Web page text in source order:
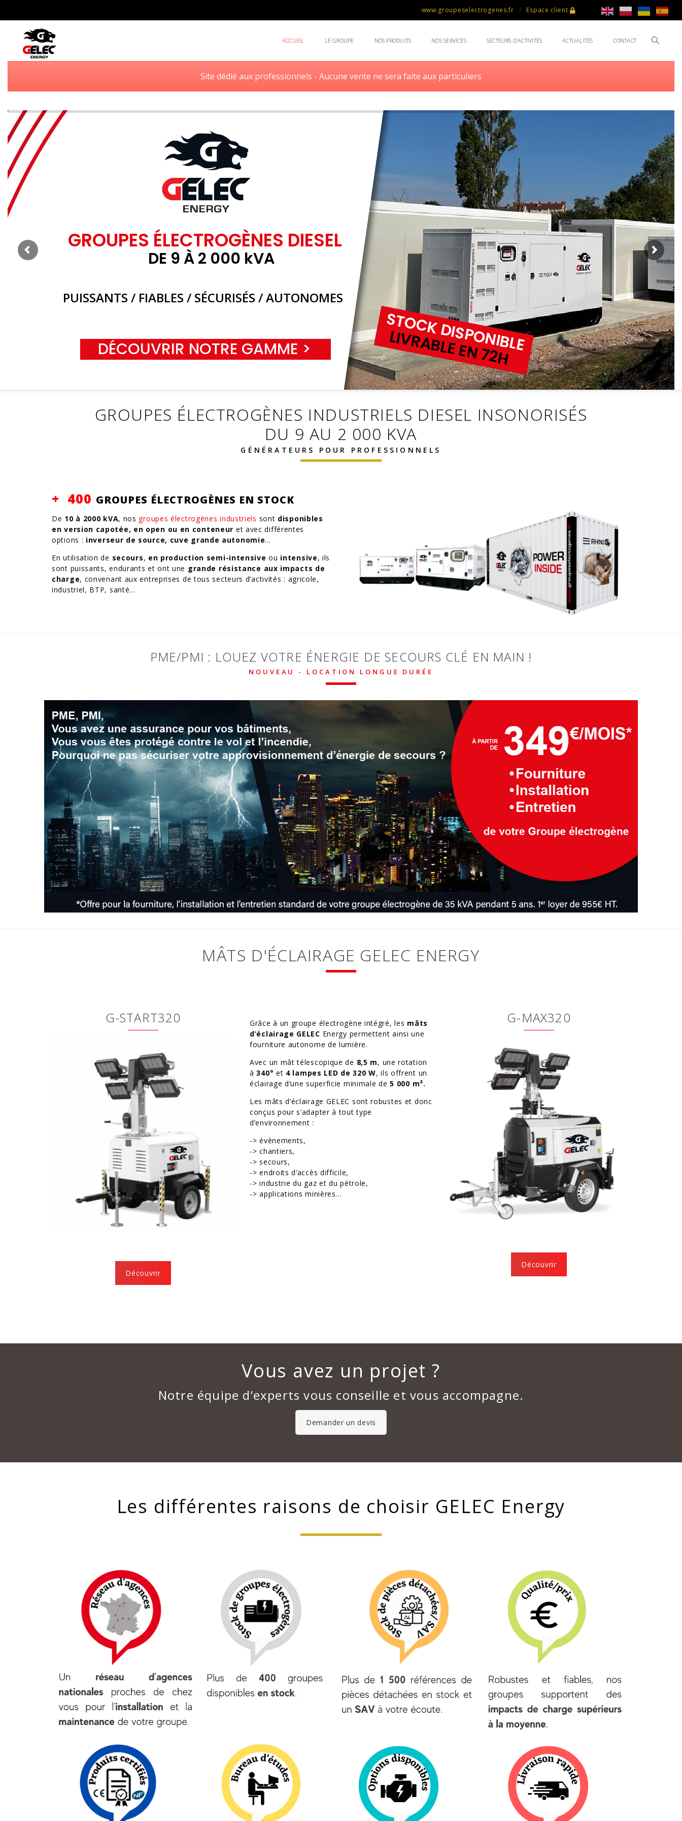
www.groupeselectrogenes.fr Espace client
ACCUEIL LE GROUPE NOS PRODUITS NOS SERVICES SECTEURS D’ACTIVITÉS ACTUALITÉS CONTACT
Site dédié aux professionnels - Aucune vente ne sera faite aux particuliers
GROUPES ÉLECTROGÈNES DIESEL
DE 9 À 2 000 kVA
PUISSANTS / FIABLES / SÉCURISÉS / AUTONOMES
DÉCOUVRIR NOTRE GAMME > STOCK DISPONIBLE
LIVRABLE EN 72H
GROUPES ÉLECTROGÈNES INDUSTRIELS DIESEL INSONORISÉS
DU 9 AU 2 000 KVA
GÉNÉRATEURS POUR PROFESSIONNELS
+ 400 GROUPES ÉLECTROGÈNES EN STOCK
De 10 à 2000 kVA, nos groupes électrogènes industriels sont disponibles
en version capotée, en open ou en conteneur et avec différentes
options : inverseur de source, cuve grande autonomie…
En utilisation de secours, en production semi-intensive ou intensive, ils
sont puissants, endurants et ont une grande résistance aux impacts de
charge, convenant aux entreprises de tous secteurs d’activités : agricole,
industriel, BTP, santé…
PME/PMI : LOUEZ VOTRE ÉNERGIE DE SECOURS CLÉ EN MAIN !
NOUVEAU - LOCATION LONGUE DURÉE
MÂTS D'ÉCLAIRAGE GELEC ENERGY
G-START320
Découvrir
Grâce à un groupe électrogène intégré, les mâts
d’éclairage GELEC Energy permettent ainsi une
fourniture autonome de lumière.
Avec un mât télescopique de 8,5 m, une rotation
à340° et 4 lampes LED de 320 W, ils offrent un
éclairage d’une superficie minimale de5 000 m².
Les mâts d’éclairage GELEC sont robustes et donc
conçus pour s’adapter à tout type
d’environnement :
-> évènements,
-> chantiers,
-> secours,
-> endroits d’accès difficile,
-> industrie du gaz et du pétrole,
-> applications minières…
G-MAX320
Découvrir
Vous avez un projet ?
Notre équipe d’experts vous conseille et vous accompagne.
Demander un devis
Les différentes raisons de choisir GELEC Energy